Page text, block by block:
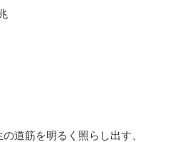
道筋を明るく照らし出す、